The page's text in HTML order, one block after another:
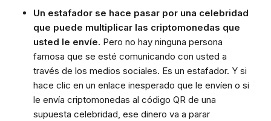
Un estafador se hace pasar por una celebridad
que puede multiplicar las criptomonedas que
usted le envíe. Pero no hay ninguna persona
famosa que se esté comunicando con usted a
través de los medios sociales. Es un estafador. Y si
hace clic en un enlace inesperado que le envíen o si
le envía criptomonedas al código QR de una
supuesta celebridad, ese dinero va a parar